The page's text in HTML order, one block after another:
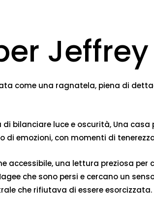
come una ragnatela, piena di
bilanciare luce e oscurità, Una
di emozioni, con momenti di
una lettura preziosa per
che sono persi e cercano un
che rifiutava di essere esorcizzata.